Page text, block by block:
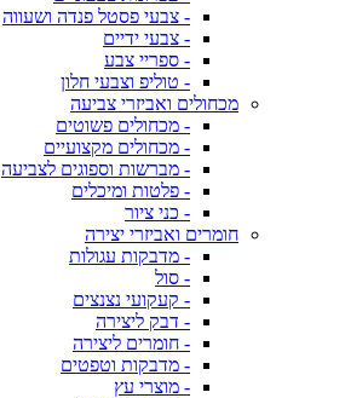
- צבעי פסטל פנדה ושעווה
- צבעי ידיים
- ספריי צבע
- טוליפ וצבעי חלון
מכחולים ואביזרי צביעה
- מכחולים פשוטים
- מכחולים מקצועיים
- מברשות וספוגים לצביעה
- פלטות ומיכלים
- כני ציור
חומרים ואביזרי יצירה
- מדבקות עגולות
- סול
- קעקועי נצנצים
- דבק ליצירה
- חומרים ליצירה
- מדבקות וטפטים
- מוצרי עץ